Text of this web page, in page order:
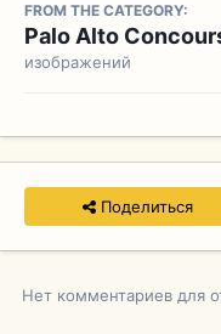
FROM THE CATEGORY:
Palo Alto
изображений
Поделиться
Нет комментариев для